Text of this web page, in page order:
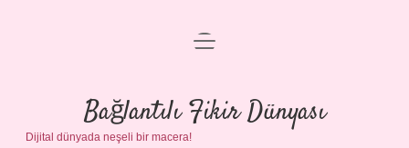
Anasayfa
Gizlilik Politikası
Yasal Uyarı
menüyü
Bağlantılı Fikir Dünyası
Dijital dünyada neşeli bir macera!